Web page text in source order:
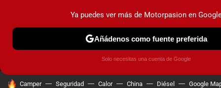
MENÚ NUEVO
COCHES ELÉCTRICOS OBSERVATORIO
HOY SE HABLA DE
Camper Seguridad Calor China Diésel Google
Ya puedes ver más de Motorpasion en
Añádenos como fuente preferida
Solo necesitas una cuenta de Google